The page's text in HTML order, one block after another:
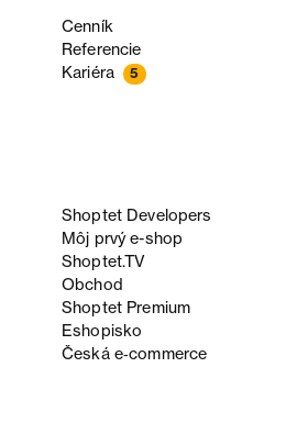
Cenník
Referencie
Kariéra 5
Shoptet Developers
Môj prvý e-shop
Shoptet.TV
Obchod
Shoptet Premium
Eshopisko
Česká e‑commerce